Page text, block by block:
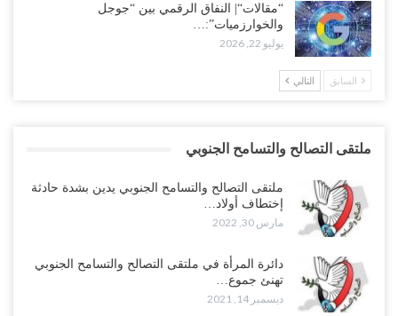
“مقالات“| النفاق الرقمي بين “جوجل
والخوارزميات”:…
يوليو 22, 2026
السابق التالي
ملتقى التصالح والتسامح الجنوبي
ملتقى التصالح والتسامح الجنوبي يدين بشدة حادثة
إختطاف أولاد…
مارس 30, 2022
دائرة المرأة في ملتقى التصالح والتسامح الجنوبي
تهنئ جموع…
ديسمبر 14, 2021